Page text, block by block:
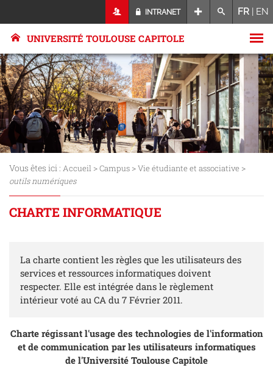
INTRANET FR | EN
UNIVERSITÉ TOULOUSE CAPITOLE
Vous êtes ici : Accueil >Campus >Vie étudiante et associative >
outils numériques
CHARTE INFORMATIQUE
La charte contient les règles que les utilisateurs des
services et ressources informatiques doivent
respecter. Elle est intégrée dans le règlement
intérieur voté au CA du 7 Février 2011.
Charte régissant l'usage des technologies de l'information
et de communication par les utilisateurs informatiques
de l'Université Toulouse Capitole